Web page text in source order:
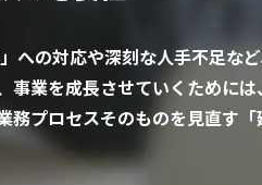
」への対応や深刻な人手不足
事業を成長させていくために
務プロセスそのものを見直す